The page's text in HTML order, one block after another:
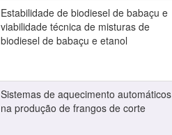
Estabilidade de biodiesel de babaçu e
viabilidade técnica de misturas de
biodiesel de babaçu e etanol
Sistemas de aquecimento automáticos
na produção de frangos de corte